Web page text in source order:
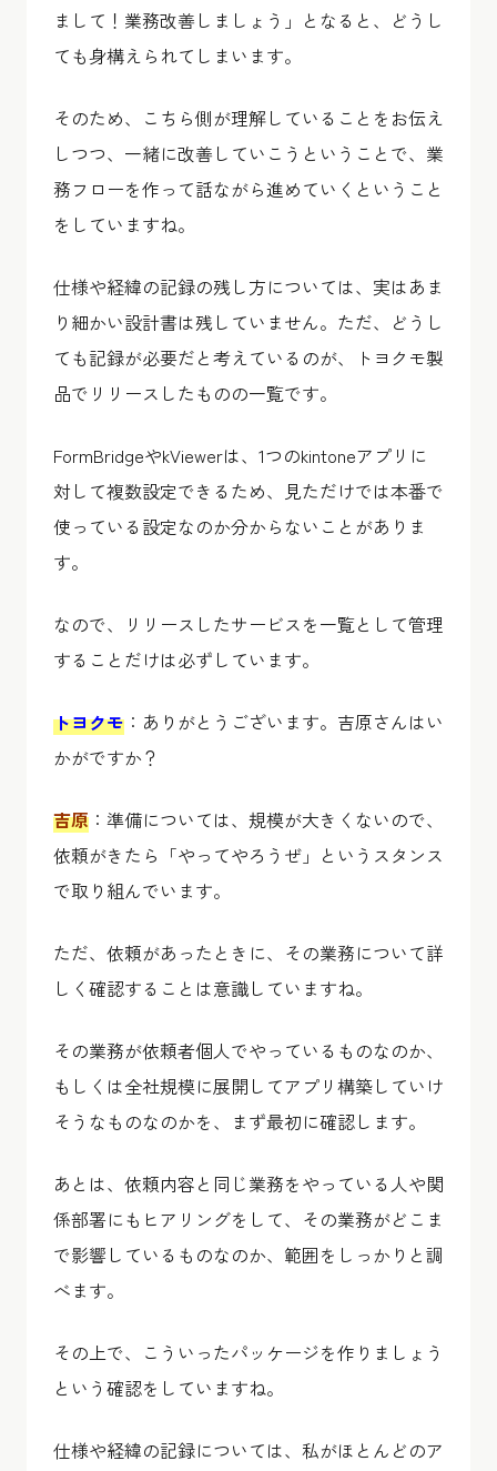
まして！業務改善しましょう」となると、どうし
ても身構えられてしまいます。
そのため、こちら側が理解していることをお伝え
しつつ、一緒に改善していこうということで、業
務フローを作って話ながら進めていくということ
をしていますね。
仕様や経緯の記録の残し方については、実はあま
り細かい設計書は残していません。ただ、どうし
ても記録が必要だと考えているのが、トヨクモ製
品でリリースしたものの一覧です。
FormBridgeやkViewerは、1つのkintoneアプリに
対して複数設定できるため、見ただけでは本番で
使っている設定なのか分からないことがありま
す。
なので、リリースしたサービスを一覧として管理
することだけは必ずしています。
トヨクモ ：ありがとうございます。吉原さんはい
かがですか？
吉原 ：準備については、規模が大きくないので、
依頼がきたら「やってやろうぜ」というスタンス
で取り組んでいます。
ただ、依頼があったときに、その業務について詳
しく確認することは意識していますね。
その業務が依頼者個人でやっているものなのか、
もしくは全社規模に展開してアプリ構築していけ
そうなものなのかを、まず最初に確認します。
あとは、依頼内容と同じ業務をやっている人や関
係部署にもヒアリングをして、その業務がどこま
で影響しているものなのか、範囲をしっかりと調
べます。
その上で、こういったパッケージを作りましょう
という確認をしていますね。
仕様や経緯の記録については、私がほとんどのア